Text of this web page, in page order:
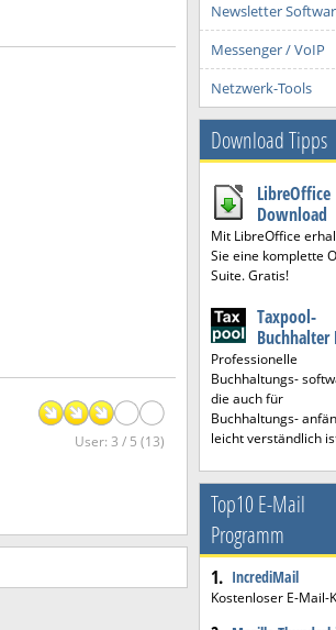
User: 3 / 5 (13)
Newsletter
Messenger / VoIP
Netzwerk-Tools
Download Tipps
LibreOffice
Download
Mit LibreOffice
Sie eine komplette
Suite. Gratis!
Taxpool-
Buchhalter
Professionelle
Buchhaltungs-
die auch für
Buchhaltungs-
leicht verständlich
Top10 E-Mail
Programm
1. IncrediMail
Kostenloser E-Mail-